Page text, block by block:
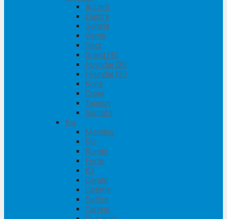
Accent
Elantra
Sonata
Verna
Getz
Grand i10
Huyndai i20
Hyundai I30
Kona
Creta
Tucson
Santafe
Kia
Morning
Rio
Rondo
Forte
K3
Cerato
Optima
Seltos
Carens